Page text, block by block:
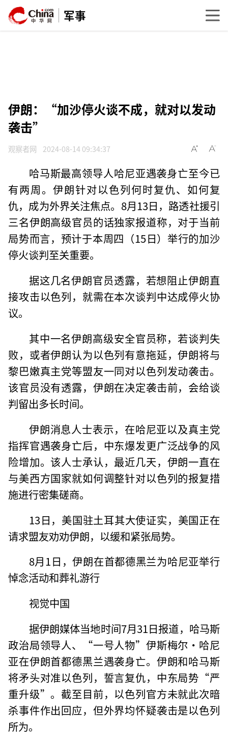
军事
伊朗：“加沙停火谈不成，就对以发动
袭击”
观察者网 2024-08-14 09:34:37
哈马斯最高领导人哈尼亚遇袭身亡至今已
有两周。伊朗针对以色列何时复仇、如何复
仇，成为外界关注焦点。8月13日，路透社援引
三名伊朗高级官员的话独家报道称，对于当前
局势而言，预计于本周四（15日）举行的加沙
停火谈判至关重要。
据这几名伊朗官员透露，若想阻止伊朗直
接攻击以色列，就需在本次谈判中达成停火协
议。
其中一名伊朗高级安全官员称，若谈判失
败，或者伊朗认为以色列有意拖延，伊朗将与
黎巴嫩真主党等盟友一同对以色列发动袭击。
该官员没有透露，伊朗在决定袭击前，会给谈
判留出多长时间。
伊朗消息人士表示，在哈尼亚以及真主党
指挥官遇袭身亡后，中东爆发更广泛战争的风
险增加。该人士承认，最近几天，伊朗一直在
与美西方国家就如何调整针对以色列的报复措
施进行密集磋商。
13日，美国驻土耳其大使证实，美国正在
请求盟友劝劝伊朗，以缓和紧张局势。
8月1日，伊朗在首都德黑兰为哈尼亚举行
悼念活动和葬礼游行
视觉中国
据伊朗媒体当地时间7月31日报道，哈马斯
政治局领导人、“一号人物”伊斯梅尔·哈尼
亚在伊朗首都德黑兰遇袭身亡。伊朗和哈马斯
将矛头对准以色列，誓言复仇，中东局势“严
重升级”。截至目前，以色列官方未就此次暗
杀事件作出回应，但外界均怀疑袭击是以色列
所为。